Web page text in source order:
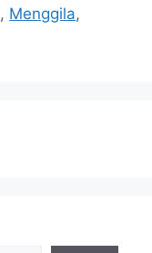
, Menggila,